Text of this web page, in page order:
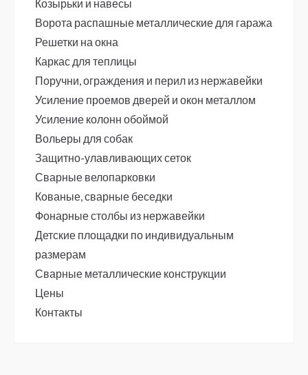
Козырьки и навесы
Ворота распашные металлические для гаража
Решетки на окна
Каркас для теплицы
Поручни, ограждения и перил из нержавейки
Усиление проемов дверей и окон металлом
Усиление колонн обоймой
Вольеры для собак
Защитно-улавливающих сеток
Сварные велопарковки
Кованые, сварные беседки
Фонарные столбы из нержавейки
Детские площадки по индивидуальным
размерам
Сварные металлические конструкции
Цены
Контакты